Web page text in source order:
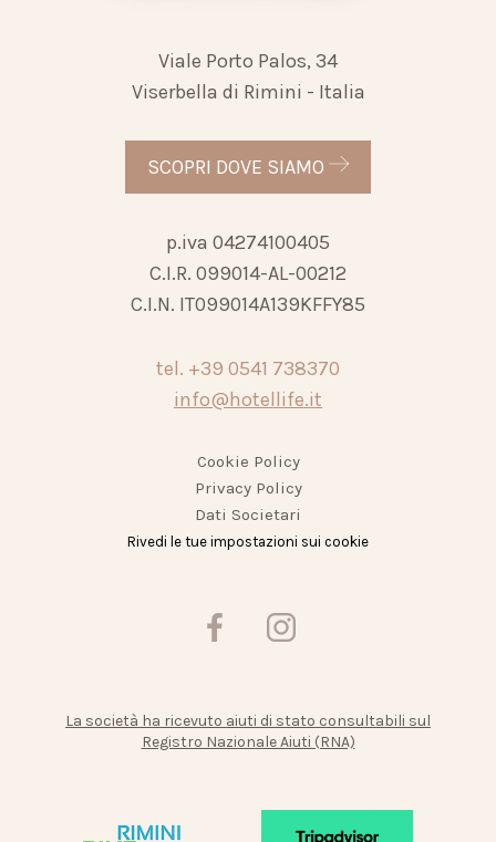
Viale Porto Palos, 34
Viserbella di Rimini - Italia
SCOPRI DOVE SIAMO
p.iva 04274100405
C.I.R. 099014-AL-00212
C.I.N. IT099014A139KFFY85
tel. +39 0541 738370
info@hotellife.it
Cookie Policy
Privacy Policy
Dati Societari
Rivedi le tue impostazioni sui cookie
La società ha ricevuto aiuti di stato consultabili sul
Registro Nazionale Aiuti (RNA)